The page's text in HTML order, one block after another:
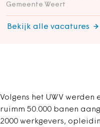
Gemeente Weert
Bekijk alle vacatures
Volgens het UWV
ruimm 50.000 banen
2000 werkgevers,